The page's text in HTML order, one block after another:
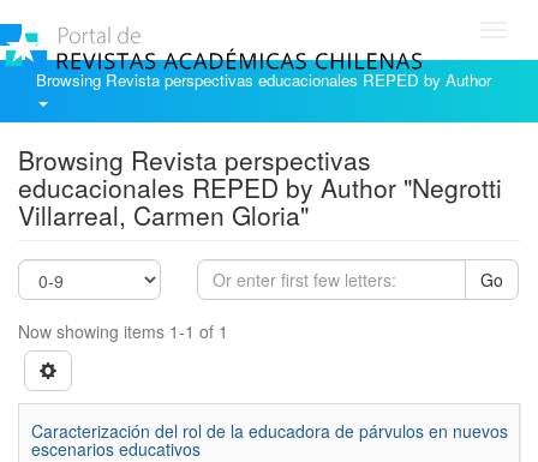
Browsing Revista perspectivas educacionales REPED by Author
Browsing Revista perspectivas
educacionales REPED by Author "Negrotti
Villarreal, Carmen Gloria"
Go
Now showing items 1-1 of 1
Caracterización del rol de la educadora de párvulos en nuevos
escenarios educativos